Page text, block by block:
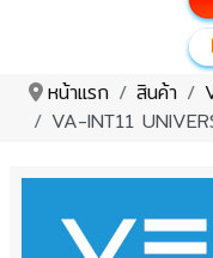
หน้าแรก สินค้า
VA-INT11